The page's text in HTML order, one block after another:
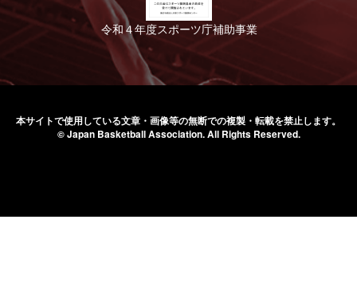
令和４年度スポーツ庁補助事業
本サイトで使用している文章・画像等の無断での複製・転載を禁止します。
© Japan Basketball Association.All Rights Reserved.